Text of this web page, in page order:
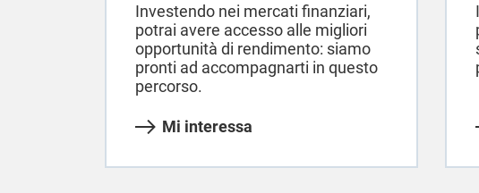
Investendo nei mercati finanziari,
potrai avere accesso alle migliori
opportunità di rendimento: siamo
pronti ad accompagnarti in questo
percorso.
Mi interessa